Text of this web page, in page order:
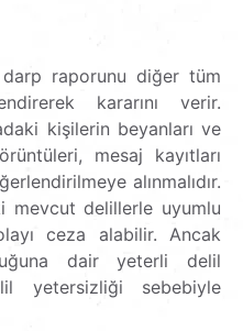
raporunu diğer tüm
kararını verir.
kişilerin beyanları ve
mesaj kayıtları
alınmalıdır.
mevcut delillerle uyumlu
ceza alabilir. Ancak
dair yeterli delil
yetersizliği sebebiyle